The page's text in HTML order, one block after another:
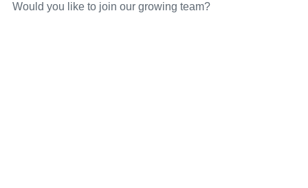
Would you like to join our growing team?